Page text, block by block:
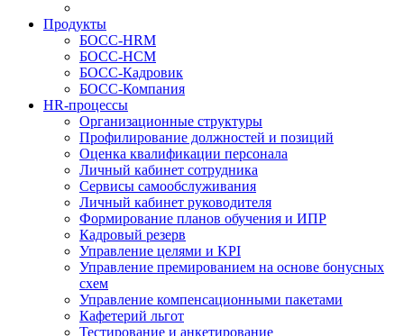
Продукты
БОСС-HRM
БОСС-HCM
БОСС-Кадровик
БОСС-Компания
HR-процессы
Организационные структуры
Профилирование должностей и позиций
Оценка квалификации персонала
Личный кабинет сотрудника
Сервисы самообслуживания
Личный кабинет руководителя
Формирование планов обучения и ИПР
Кадровый резерв
Управление целями и KPI
Управление премированием на основе бонусных
схем
Управление компенсационными пакетами
Кафетерий льгот
Тестирование и анкетирование